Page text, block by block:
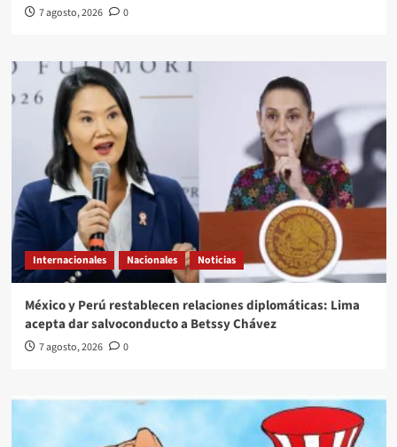
7 agosto, 2026 0
Internacionales Nacionales Noticias
México y Perú restablecen relaciones diplomáticas: Lima
acepta dar salvoconducto a Betssy Chávez
7 agosto, 2026 0